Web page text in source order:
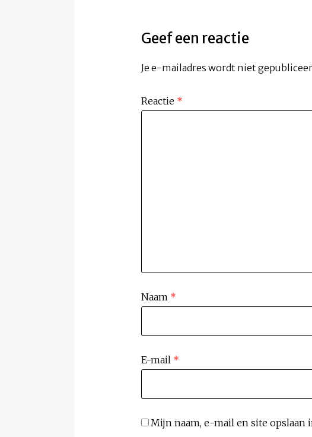
Geef een reactie
Je e-mailadres wordt niet
Reactie *
Naam *
E-mail *
Mijn naam, e-mail en site opslaan